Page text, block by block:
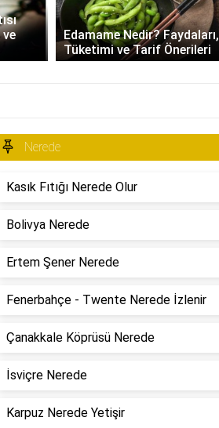
ve
Edamame Nedir? Faydaları,
Tüketimi ve Tarif Önerileri
Nerede
Kasık Fıtığı Nerede Olur
Bolivya Nerede
Ertem Şener Nerede
Fenerbahçe - Twente Nerede İzlenir
Çanakkale Köprüsü Nerede
İsviçre Nerede
Karpuz Nerede Yetişir